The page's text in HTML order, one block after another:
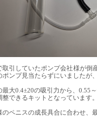
取引していたポンプ会社様が倒
ポンプ見当たらずにいましたが
最大0.4±20の吸引力から、0.55
整できるキットとなっています。
のペニスの成長具合に合わせ、